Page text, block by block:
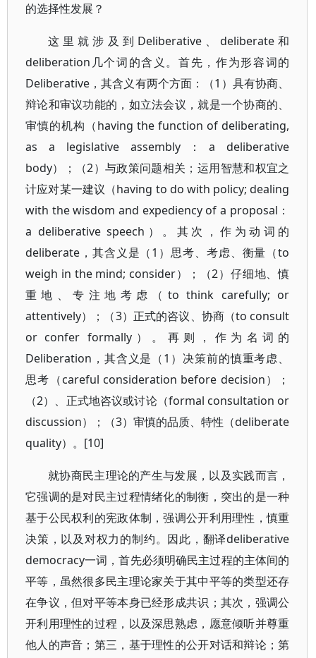
的选择性发展？
这里就涉及到Deliberative、deliberate和
deliberation几个词的含义。首先，作为形容词的
Deliberative，其含义有两个方面：（1）具有协商、
辩论和审议功能的，如立法会议，就是一个协商的、
审慎的机构（having the function of deliberating,
as a legislative assembly：a deliberative
body）；（2）与政策问题相关；运用智慧和权宜之
计应对某一建议（having to do with policy; dealing
with the wisdom and expediency of a proposal：
a deliberative speech）。其次，作为动词的
deliberate，其含义是（1）思考、考虑、衡量（to
weigh in the mind; consider）；（2）仔细地、慎
重地、专注地考虑（to think carefully; or
attentively）；（3）正式的咨议、协商（to consult
or confer formally）。再则，作为名词的
Deliberation，其含义是（1）决策前的慎重考虑、
思考（careful consideration before decision）；
（2）、正式地咨议或讨论（formal consultation or
discussion）；（3）审慎的品质、特性（deliberate
quality）。[10]
就协商民主理论的产生与发展，以及实践而言，
它强调的是对民主过程情绪化的制衡，突出的是一种
基于公民权利的宪政体制，强调公开利用理性，慎重
决策，以及对权力的制约。因此，翻译deliberative
democracy一词，首先必须明确民主过程的主体间的
平等，虽然很多民主理论家关于其中平等的类型还存
在争议，但对平等本身已经形成共识；其次，强调公
开利用理性的过程，以及深思熟虑，愿意倾听并尊重
他人的声音；第三，基于理性的公开对话和辩论；第